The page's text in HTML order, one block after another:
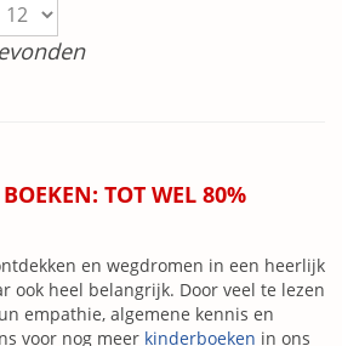
TOT WEL 80%
en wegdromen in een heerlijk
ook heel belangrijk. Door veel te lezen
empathie, algemene kennis en
voor nog meer kinderboeken in ons